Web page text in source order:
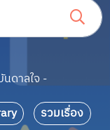
ดาลใจ -
รวมเรื่อง